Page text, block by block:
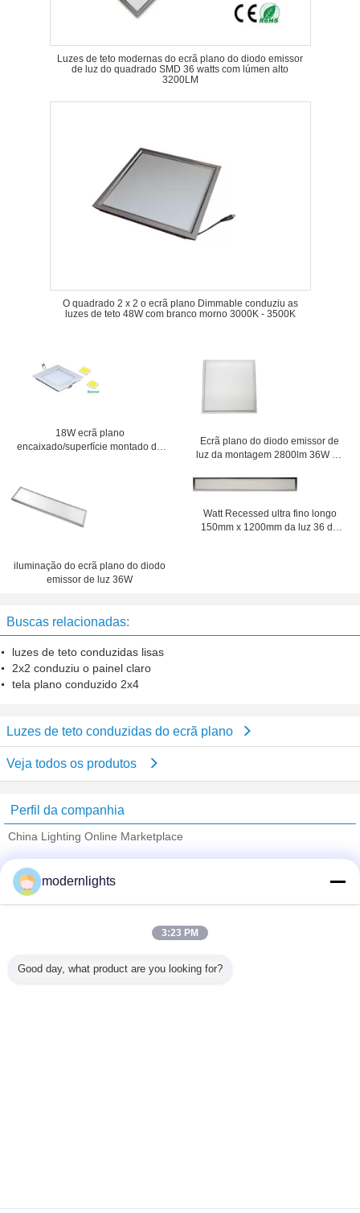
Luzes de teto modernas do ecrã plano do diodo emissor
de luz do quadrado SMD 36 watts com lúmen alto
3200LM
O quadrado 2 x 2 o ecrã plano Dimmable conduziu as
luzes de teto 48W com branco morno 3000K - 3500K
18W ecrã plano
encaixado/superfície montado de
Ecrã plano do diodo emissor de
luz da montagem 2800lm 36W da
600x600 para o supermercado
iluminação do ecrã plano do diodo
emissor de luz 36W
Watt Recessed ultra fino longo
150mm x 1200mm da luz 36 do
Buscas relacionadas:
luzes de teto conduzidas lisas
2x2 conduziu o painel claro
tela plano conduzido 2x4
Luzes de teto conduzidas do ecrã plano
Veja todos os produtos
Perfil da companhia
China Lighting Online Marketplace
Trust Seal
Verified Suplier
Todos os Produtos
modernlights
3:23 PM
Good day, what product are you looking for?